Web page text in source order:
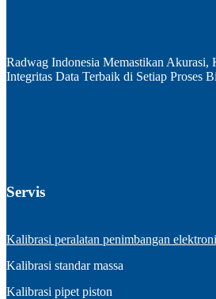
Radwag Indonesia Memastikan Akurasi,
Integritas Data Terbaik di Setiap Proses
Servis
Kalibrasi peralatan penimbangan
Kalibrasi standar massa
Kalibrasi pipet piston